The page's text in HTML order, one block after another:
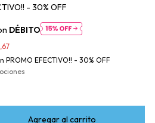
- 30% OFF
DÉBITO
PROMO EFECTIVO!! - 30% OFF